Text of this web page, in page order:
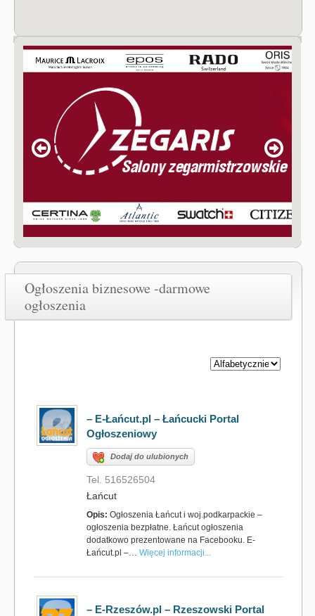
Ogłoszenia biznesowe -darmowe
ogłoszenia
– E-Łańcut.pl – Łańcucki Portal
Ogłoszeniowy
Dodaj do ulubionych
Tel. 516526504
Łańcut
Opis: Ogłoszenia Łańcut i woj.podkarpackie –
ogłoszenia bezpłatne. Łańcut ogłoszenia
dodatkowo prezentowane na Facebooku. E-
Łańcut.pl –… Więcej informacji...
– E-Rzeszów.pl – Rzeszowski Portal